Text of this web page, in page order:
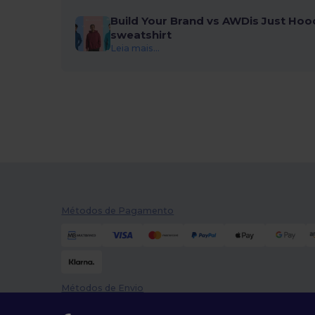
Build Your Brand vs AWDis Just
sweatshirt
Leia mais...
Métodos de Pagamento
Métodos de Envio